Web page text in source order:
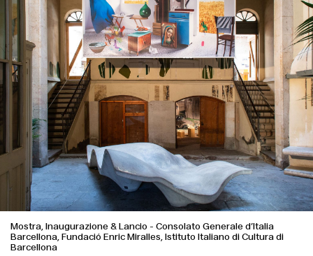
Mostra, Inaugurazione & Lancio - Consolato Generale d’Italia
Barcellona, Fundació Enric Miralles, Istituto Italiano di Cultura di
Barcellona